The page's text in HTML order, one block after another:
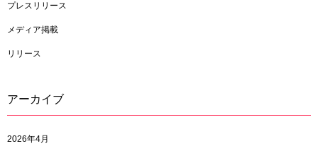
プレスリリース
メディア掲載
リリース
アーカイブ
2026年4月